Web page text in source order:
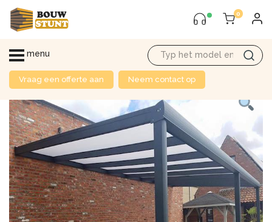
0
menu
Vraag een offerte aan Neem contact op